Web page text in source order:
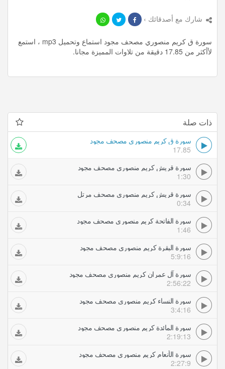
شارك مع أصدقائك ›
سورة ق كريم منصوري مصحف مجود استماع وتحميل mp3 ، استمع
لأأكثر من 17.85 دقيقة من تلاوات المميزة مجانا.
ذات صلة
سورة ق كريم منصوري مصحف مجود
17.85
سورة قريش كريم منصوري مصحف مجود
1:30
سورة قريش كريم منصوري مصحف مرتل
0:34
سورة الفاتحة كريم منصوري مصحف مجود
1:46
سورة البقرة كريم منصوري مصحف مجود
5:9:16
سورة آل عمران كريم منصوري مصحف مجود
2:56:22
سورة النساء كريم منصوري مصحف مجود
3:4:16
سورة المائدة كريم منصوري مصحف مجود
2:19:13
سورة الأنعام كريم منصوري مصحف مجود
2:27:9